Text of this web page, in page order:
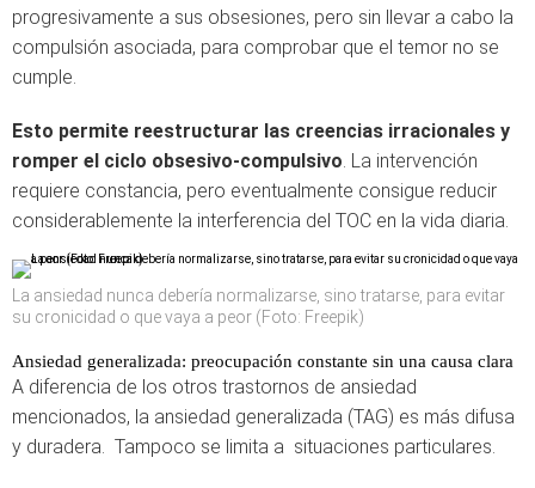
progresivamente a sus obsesiones, pero sin llevar a cabo la
compulsión asociada, para comprobar que el temor no se
cumple.
Esto permite reestructurar las creencias irracionales y
romper el ciclo obsesivo-compulsivo. La intervención
requiere constancia, pero eventualmente consigue reducir
considerablemente la interferencia del TOC en la vida diaria.
La ansiedad nunca debería normalizarse, sino tratarse, para evitar
su cronicidad o que vaya a peor (Foto: Freepik)
Ansiedad generalizada: preocupación constante sin una causa clara
A diferencia de los otros trastornos de ansiedad
mencionados, la ansiedad generalizada (TAG) es más difusa
y duradera. Tampoco se limita a situaciones particulares.